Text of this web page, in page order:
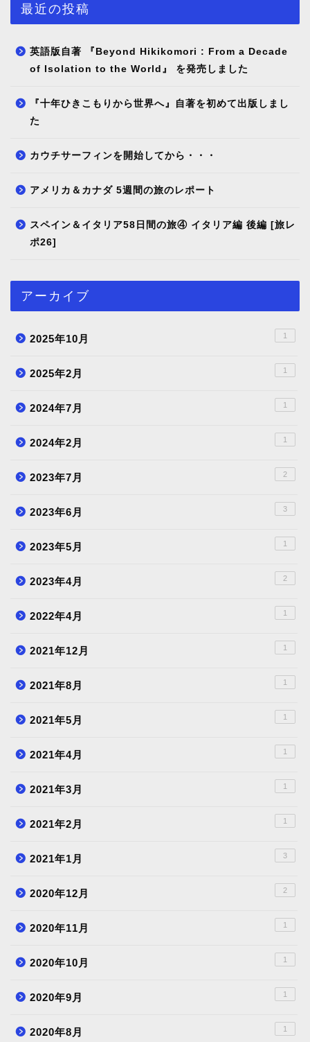
最近の投稿
英語版自著 『Beyond Hikikomori : From a Decade
of Isolation to the World』 を発売しました
『十年ひきこもりから世界へ』自著を初めて出版しまし
た
カウチサーフィンを開始してから・・・
アメリカ＆カナダ 5週間の旅のレポート
スペイン＆イタリア58日間の旅④ イタリア編 後編 [旅レ
ポ26]
アーカイブ
2025年10月 1
2025年2月 1
2024年7月 1
2024年2月 1
2023年7月 2
2023年6月 3
2023年5月 1
2023年4月 2
2022年4月 1
2021年12月 1
2021年8月 1
2021年5月 1
2021年4月 1
2021年3月 1
2021年2月 1
2021年1月 3
2020年12月 2
2020年11月 1
2020年10月 1
2020年9月 1
2020年8月 1